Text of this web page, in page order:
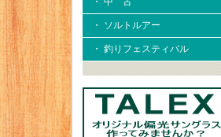
・ ソルトルアー
・ 釣りフェスティバル